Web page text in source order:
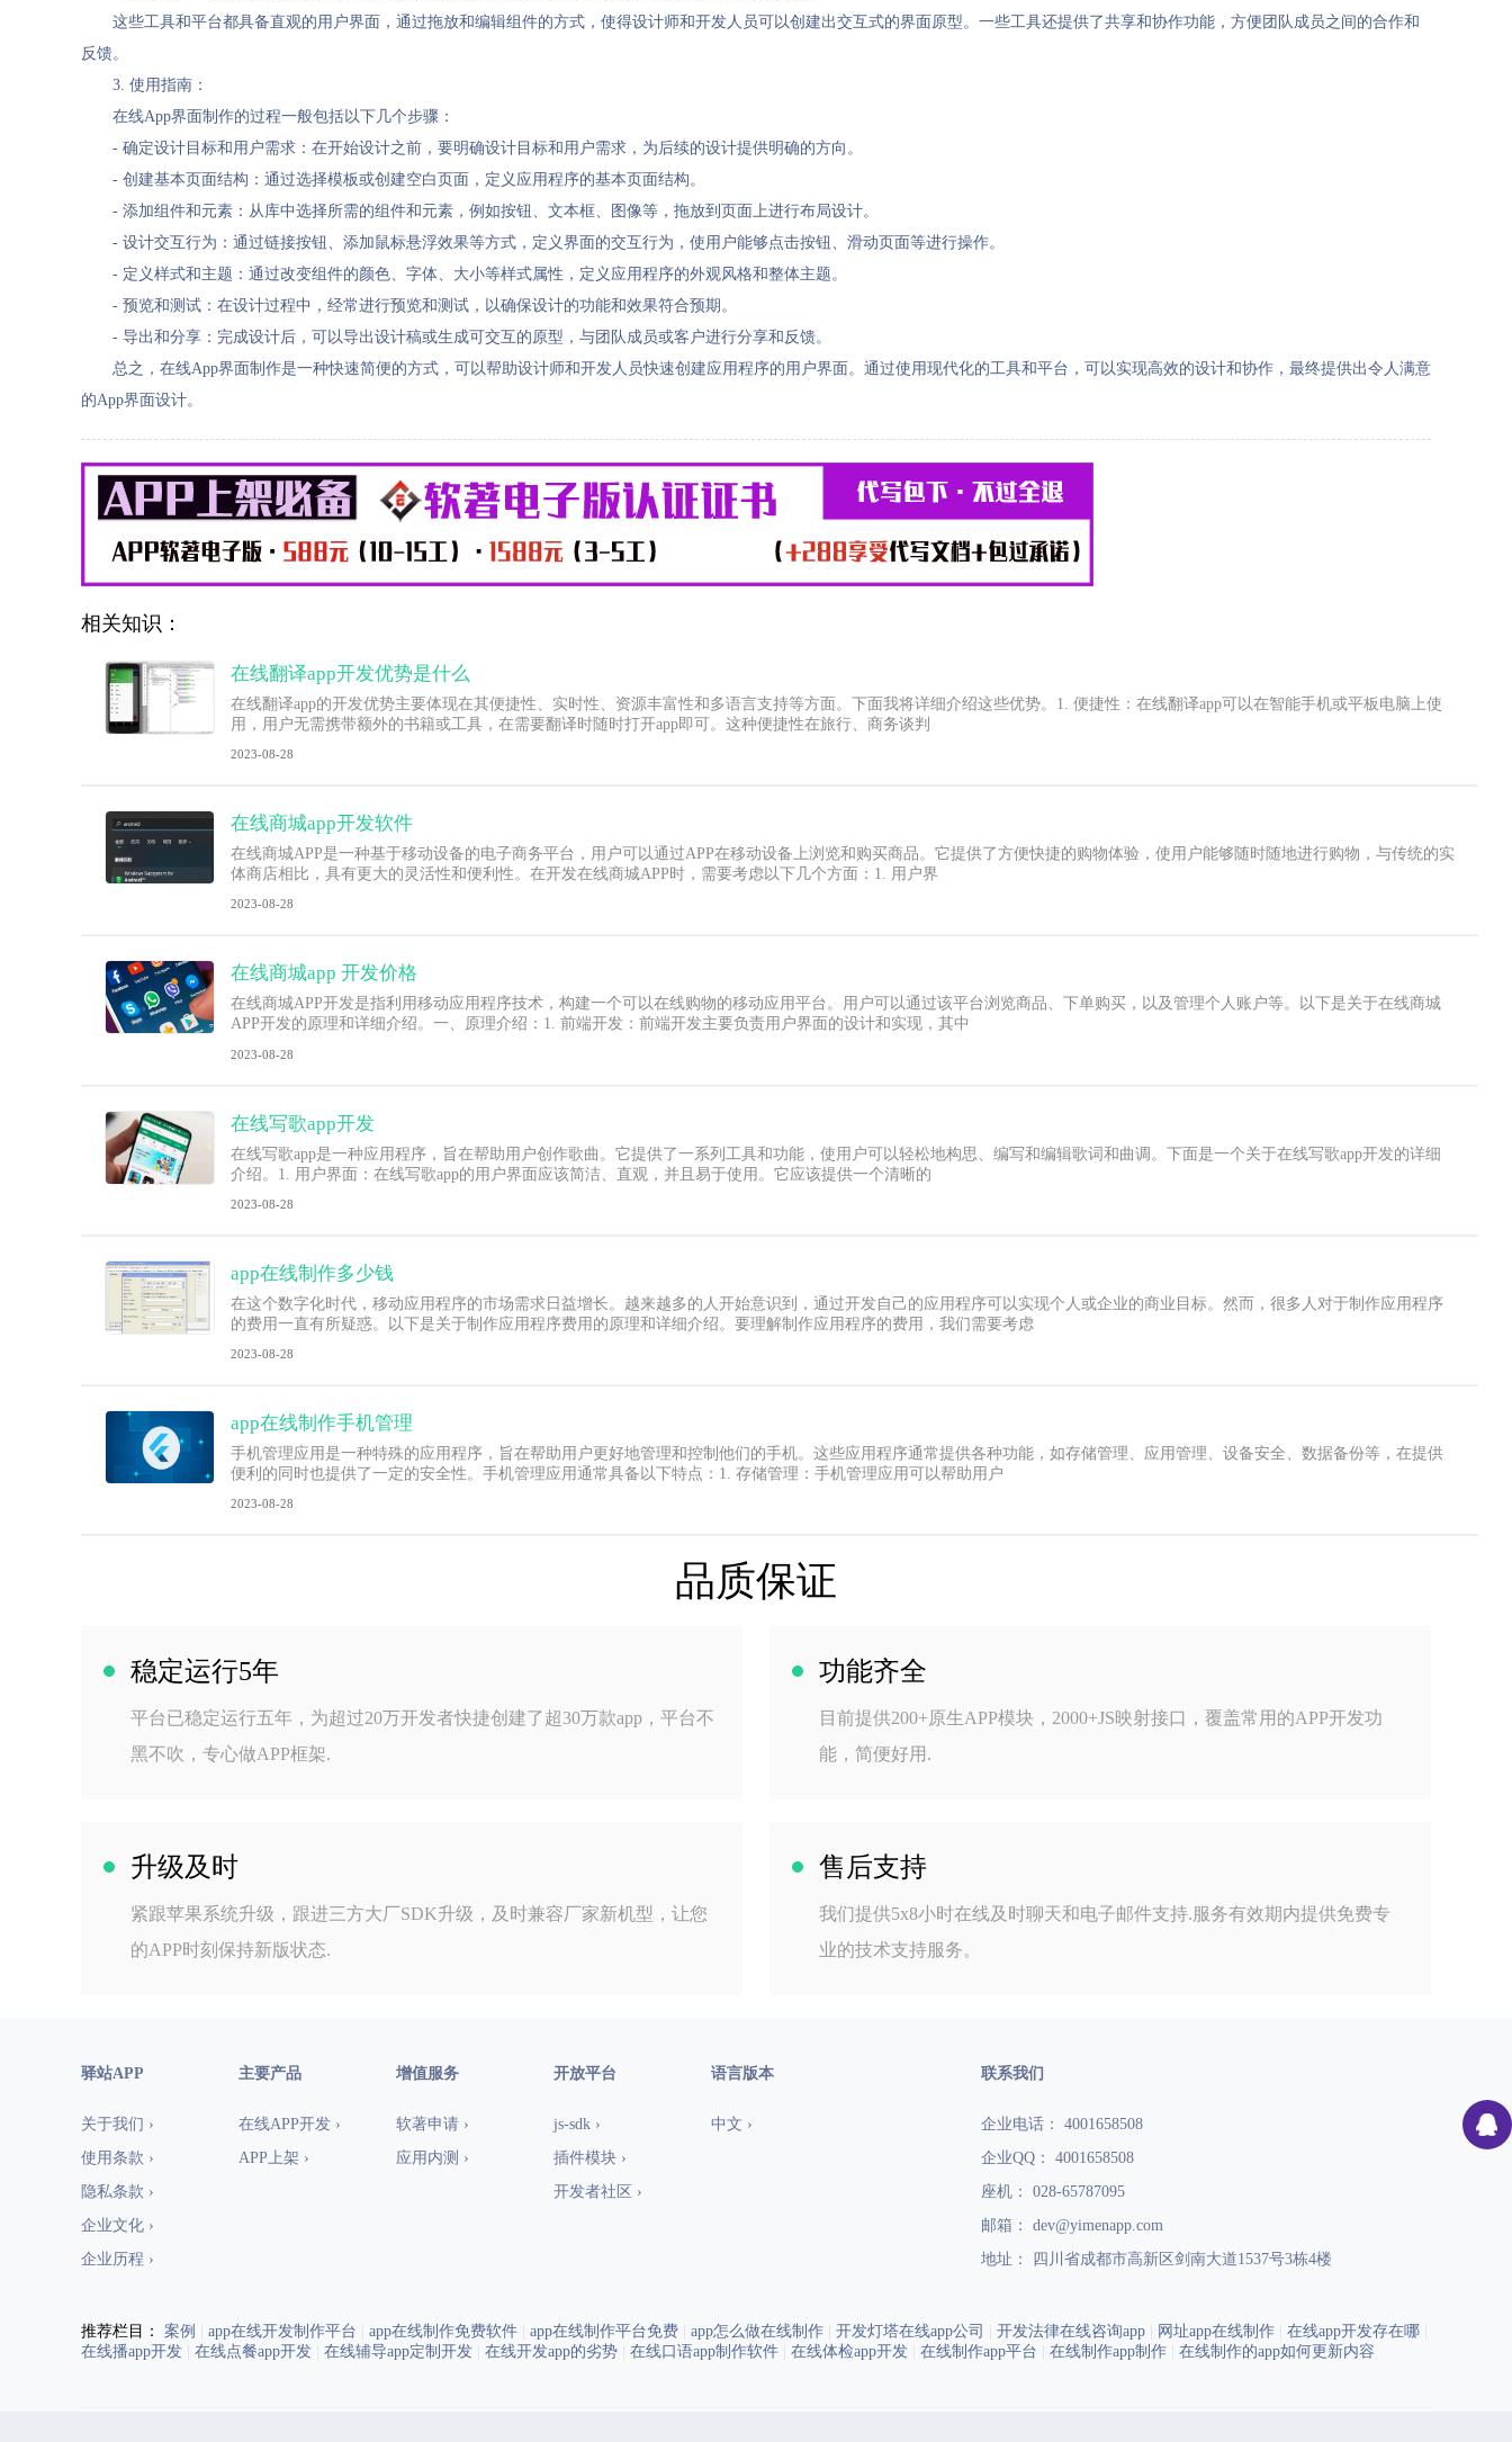
这些工具和平台都具备直观的用户界面，通过拖放和编辑组件的方式，使得设计师和开发人员可以创建出交互式的界面原型。一些工具还提供了共享和协作功能，方便团队成员之间的合作和
反馈。
3. 使用指南：
在线App界面制作的过程一般包括以下几个步骤：
- 确定设计目标和用户需求：在开始设计之前，要明确设计目标和用户需求，为后续的设计提供明确的方向。
- 创建基本页面结构：通过选择模板或创建空白页面，定义应用程序的基本页面结构。
- 添加组件和元素：从库中选择所需的组件和元素，例如按钮、文本框、图像等，拖放到页面上进行布局设计。
- 设计交互行为：通过链接按钮、添加鼠标悬浮效果等方式，定义界面的交互行为，使用户能够点击按钮、滑动页面等进行操作。
- 定义样式和主题：通过改变组件的颜色、字体、大小等样式属性，定义应用程序的外观风格和整体主题。
- 预览和测试：在设计过程中，经常进行预览和测试，以确保设计的功能和效果符合预期。
- 导出和分享：完成设计后，可以导出设计稿或生成可交互的原型，与团队成员或客户进行分享和反馈。
总之，在线App界面制作是一种快速简便的方式，可以帮助设计师和开发人员快速创建应用程序的用户界面。通过使用现代化的工具和平台，可以实现高效的设计和协作，最终提供出令人满意
的App界面设计。
相关知识：
在线翻译app开发优势是什么
在线翻译app的开发优势主要体现在其便捷性、实时性、资源丰富性和多语言支持等方面。下面我将详细介绍这些优势。1. 便捷性：在线翻译app可以在智能手机或平板电脑上使
用，用户无需携带额外的书籍或工具，在需要翻译时随时打开app即可。这种便捷性在旅行、商务谈判
2023-08-28
在线商城app开发软件
在线商城APP是一种基于移动设备的电子商务平台，用户可以通过APP在移动设备上浏览和购买商品。它提供了方便快捷的购物体验，使用户能够随时随地进行购物，与传统的实
体商店相比，具有更大的灵活性和便利性。在开发在线商城APP时，需要考虑以下几个方面：1. 用户界
2023-08-28
在线商城app 开发价格
在线商城APP开发是指利用移动应用程序技术，构建一个可以在线购物的移动应用平台。用户可以通过该平台浏览商品、下单购买，以及管理个人账户等。以下是关于在线商城
APP开发的原理和详细介绍。一、原理介绍：1. 前端开发：前端开发主要负责用户界面的设计和实现，其中
2023-08-28
在线写歌app开发
在线写歌app是一种应用程序，旨在帮助用户创作歌曲。它提供了一系列工具和功能，使用户可以轻松地构思、编写和编辑歌词和曲调。下面是一个关于在线写歌app开发的详细
介绍。1. 用户界面：在线写歌app的用户界面应该简洁、直观，并且易于使用。它应该提供一个清晰的
2023-08-28
app在线制作多少钱
在这个数字化时代，移动应用程序的市场需求日益增长。越来越多的人开始意识到，通过开发自己的应用程序可以实现个人或企业的商业目标。然而，很多人对于制作应用程序
的费用一直有所疑惑。以下是关于制作应用程序费用的原理和详细介绍。要理解制作应用程序的费用，我们需要考虑
2023-08-28
app在线制作手机管理
手机管理应用是一种特殊的应用程序，旨在帮助用户更好地管理和控制他们的手机。这些应用程序通常提供各种功能，如存储管理、应用管理、设备安全、数据备份等，在提供
便利的同时也提供了一定的安全性。手机管理应用通常具备以下特点：1. 存储管理：手机管理应用可以帮助用户
2023-08-28
品质保证
稳定运行5年
平台已稳定运行五年，为超过20万开发者快捷创建了超30万款app，平台不
黑不吹，专心做APP框架.
功能齐全
目前提供200+原生APP模块，2000+JS映射接口，覆盖常用的APP开发功
能，简便好用.
升级及时
紧跟苹果系统升级，跟进三方大厂SDK升级，及时兼容厂家新机型，让您
的APP时刻保持新版状态.
售后支持
我们提供5x8小时在线及时聊天和电子邮件支持.服务有效期内提供免费专
业的技术支持服务。
驿站APP
关于我们 ›
使用条款 ›
隐私条款 ›
企业文化 ›
企业历程 ›
主要产品
在线APP开发 ›
APP上架 ›
增值服务
软著申请 ›
应用内测 ›
开放平台
js-sdk ›
插件模块 ›
开发者社区 ›
语言版本
中文 ›
联系我们
企业电话： 4001658508
企业QQ： 4001658508
座机： 028-65787095
邮箱： dev@yimenapp.com
地址： 四川省成都市高新区剑南大道1537号3栋4楼
推荐栏目： 案例 app在线开发制作平台 app在线制作免费软件 app在线制作平台免费 app怎么做在线制作 开发灯塔在线app公司 开发法律在线咨询app 网址app在线制作 在线app开发存在哪
在线播app开发
在线点餐app开发 在线辅导app定制开发 在线开发app的劣势 在线口语app制作软件 在线体检app开发 在线制作app平台 在线制作app制作 在线制作的app如何更新内容